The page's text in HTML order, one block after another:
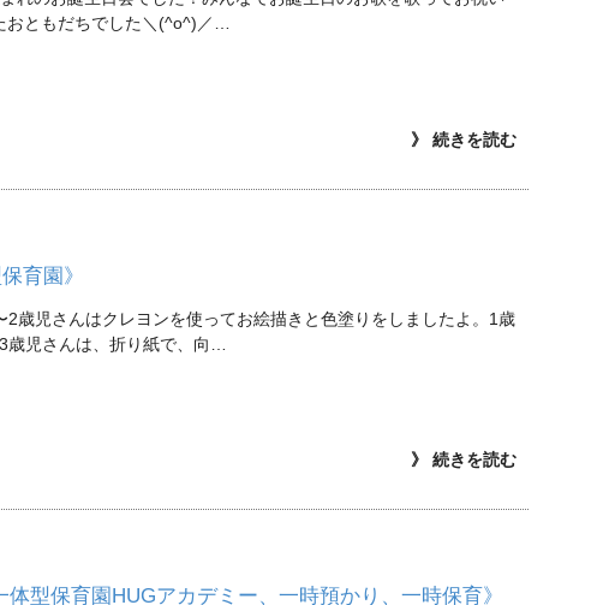
おともだちでした＼(^o^)／…
》 続きを読む
育園》
歳児さんはクレヨンを使ってお絵描きと色塗りをしましたよ。1歳
歳児さんは、折り紙で、向…
》 続きを読む
型保育園HUGアカデミー、一時預かり、一時保育》